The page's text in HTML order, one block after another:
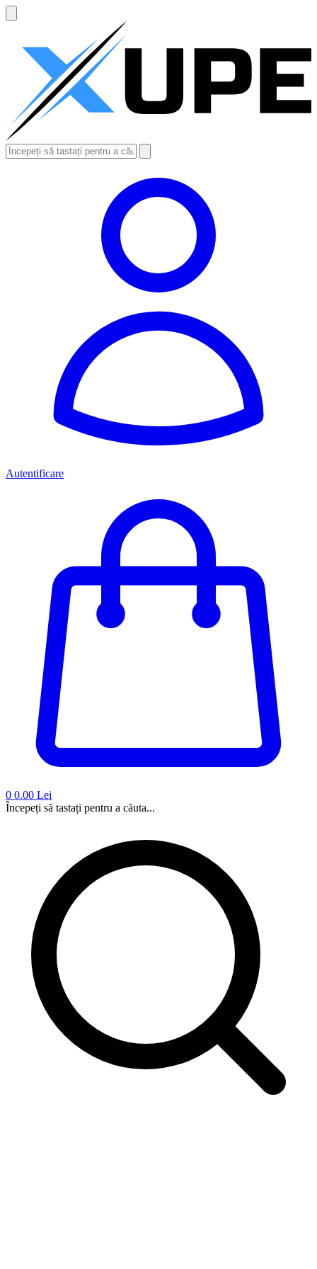
Autentificare
0 0.00 Lei
Începeți să tastați pentru a căuta...